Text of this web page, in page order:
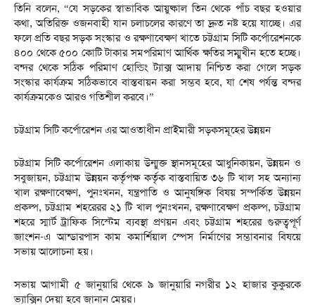
তিনি বলেন, “যে সড়কের স্বাভাবিক আয়ুষ্কাল তিন থেকে পাঁচ বছর হওয়ার
কথা, অতিরিক্ত ওজনবাহী যান চলাচলের কারণে তা দ্রুত নষ্ট হয়ে যাচ্ছে। এর
ফলে প্রতি বছর সড়ক সংস্কার ও রক্ষণাবেক্ষণ খাতে চট্টগ্রাম সিটি কর্পোরেশনকে
৪০০ থেকে ৫০০ কোটি টাকার সমপরিমাণ আর্থিক ক্ষতির সম্মুখীন হতে হচ্ছে।
বন্দর থেকে সঠিক পরিমাণ হোল্ডিং ট্যাক্স আদায় নিশ্চিত করা গেলে সড়ক
সংস্কার কার্যক্রম সঠিকভাবে বাস্তবায়ন করা সম্ভব হবে, যা শেষ পর্যন্ত বন্দর
কার্যক্রমকেও আরও গতিশীল করবে।”
চট্টগ্রাম সিটি কর্পোরেশন এর আওতাধীন প্রাইমারী সড়কসমূহের উন্নয়ন
চট্টগ্রাম সিটি কর্পোরেশন এলাকায় উন্মুক্ত স্থানসমূহের আধুনিকায়ন, উন্নয়ন ও
সবুজায়ন, চট্টগ্রাম উন্নয়ন কর্তৃপক্ষ কর্তৃক বাস্তবায়িত ৩৬ টি খাল সহ অন্যান্য
খাল রক্ষণাবেক্ষণ, পুনঃখনন, যন্ত্রপাতি ও আনুষঙ্গিক বিষয় সম্পর্কিত উন্নয়ন
প্রকল্প, চট্টগ্রাম শহরেরর ২১ টি খাল পুনঃখনন, রক্ষণাবেক্ষণ প্রকল্প, চট্টগ্রাম
শহরে স্মার্ট ট্রাফিক সিস্টেম ব্যবস্থা প্রণয়ন এবং চট্টগ্রাম শহরের গুরুত্বপূর্ণ
জাংশন-এ আন্ডারপাস কাম কমার্শিয়াল স্পেস নির্মাণের সম্ভাবনার বিষয়ে
সভায় আলোচনা হয়।
সভায় আগামী ৫ জানুয়ারি থেকে ৯ জানুয়ারি নগরীর ১২ হাজার কুকুরকে
ভ্যাক্সিন দেয়া হবে জানান মেয়র।